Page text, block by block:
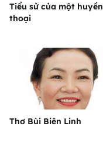
Tiểu sử của một huyền
thoại
Thơ Bùi Biên Linh